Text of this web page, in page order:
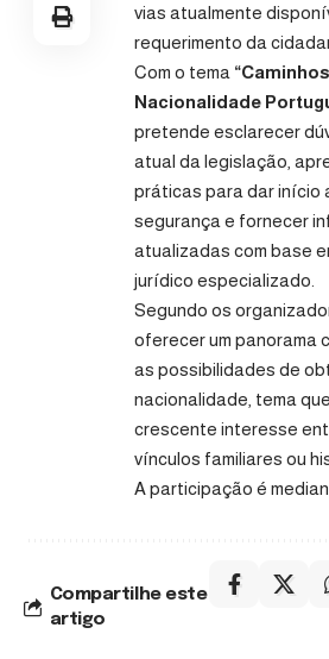
vias atualmente
requerimento da
Com o tema
Nacionalidade
pretende esclarecer
atual da legislação,
práticas para dar início
segurança e fornecer
atualizadas com base
jurídico especializado.
Segundo os
oferecer um panorama
as possibilidades de
nacionalidade, tema
crescente interesse
vínculos familiares ou
A participação é
Compartilhe este
artigo